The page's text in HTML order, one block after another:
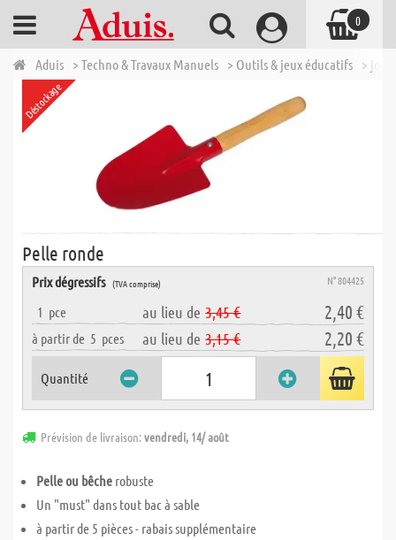
Aduis > Techno & Travaux Manuels > Outils & jeux éducatifs >
Déstockage
Pelle ronde
Prix dégressifs (TVA comprise) N° 804425
1 pce au lieu de 3,45 € 2,40 €
à partir de 5 pces au lieu de 3,15 € 2,20 €
Quantité
Prévision de livraison:vendredi, 14/ août
Pelle ou bêche robuste
Un "must" dans tout bac à sable
à partir de 5 pièces - rabais supplémentaire
0